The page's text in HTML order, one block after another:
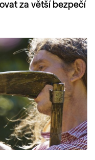
za větší bezpečí